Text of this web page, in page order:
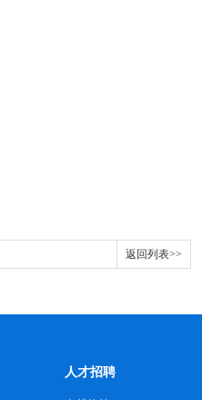
返回列表>>
人才招聘